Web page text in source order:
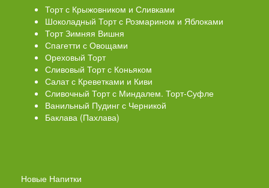
Торт с Крыжовником и Сливками
Шоколадный Торт с Розмарином и Яблоками
Торт Зимняя Вишня
Спагетти с Овощами
Ореховый Торт
Сливовый Торт с Коньяком
Салат с Креветками и Киви
Сливочный Торт с Миндалем. Торт-Суфле
Ванильный Пудинг с Черникой
Баклава (Пахлава)
Новые Напитки